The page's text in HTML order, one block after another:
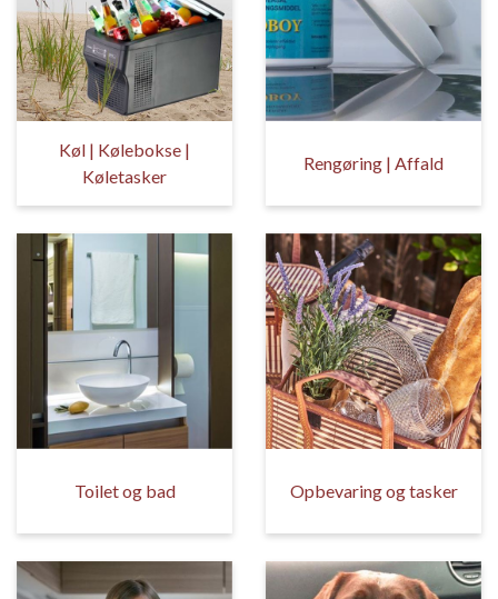
Køl | Kølebokse |
Køletasker
Rengøring | Affald
Toilet og bad Opbevaring og tasker